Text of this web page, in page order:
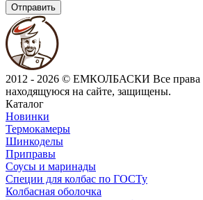
Отправить
2012 - 2026 © ЕМКОЛБАСКИ Все
находящуюся на сайте, защищены.
Каталог
Новинки
Термокамеры
Шинкоделы
Приправы
Соусы и маринады
Специи для колбас по ГОСТу
Колбасная оболочка